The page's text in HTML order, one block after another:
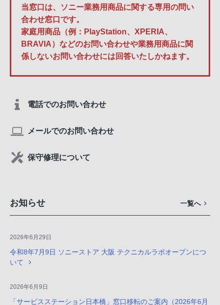
当窓口は、ソニー業務用商品に関する専用の問い
合わせ窓口です。
家庭用商品（例：PlayStation、XPERIA、
BRAVIA）などのお問い合わせや業務用商品に関
係しないお問い合わせには回答いたしかねます。
電話でのお問い合わせ
メールでのお問い合わせ
保守修理について
お知らせ 一覧へ
2026年6月29日
令和8年7月9日 ソニーストア 大阪 テクニカルラボオープンにつ
いて
2026年6月9日
「サービスステーション日本橋」窓口移転のご案内（2026年6月